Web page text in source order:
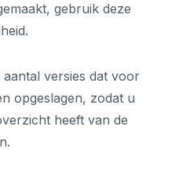
gebruik deze
aantal versies dat voor
opgeslagen, zodat u
heeft van de